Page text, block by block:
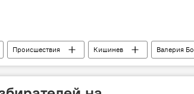
Происшествия Кишинев
Валерия